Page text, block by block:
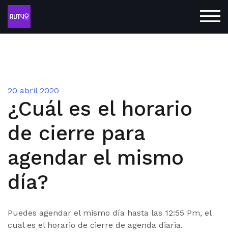
20 abril 2020
¿Cuál es el horario
de cierre para
agendar el mismo
día?
Puedes agendar el mismo día hasta las 12:55 Pm, el
cual es el horario de cierre de agenda diaria.